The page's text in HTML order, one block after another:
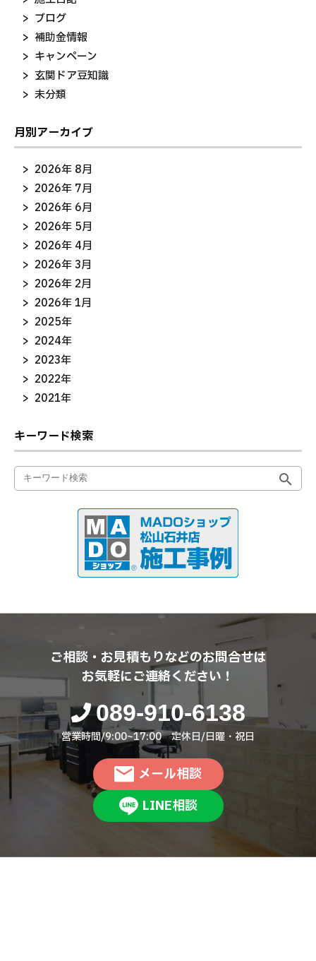
ブログ
補助金情報
キャンペーン
玄関ドア豆知識
未分類
月別アーカイブ
2026年 8月
2026年 7月
2026年 6月
2026年 5月
2026年 4月
2026年 3月
2026年 2月
2026年 1月
2025年
2024年
2023年
2022年
2021年
キーワード検索
ご相談・お見積もりなどのお問合せは
お気軽にご連絡ください！
089-910-6138
営業時間/9:00~17:00 定休日/日曜・祝日
メール相談
LINE相談